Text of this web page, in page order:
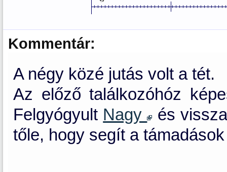
Kommentár:
A négy közé jutás volt a tét.
Az előző találkozóhóz
Felgyógyult Nagy és
tőle, hogy segít a